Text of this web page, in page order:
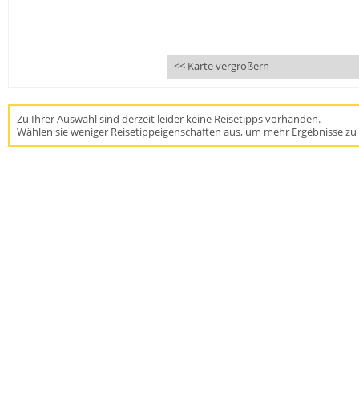
<< Karte vergrößern
Zu Ihrer Auswahl sind derzeit leider keine Reisetipps vorhanden.
Wählen sie weniger Reisetippeigenschaften aus, um mehr Ergebnisse